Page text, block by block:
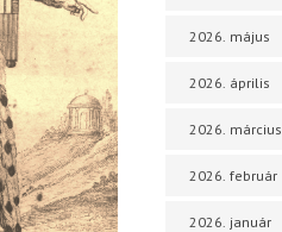
2026. május
2026. április
2026. március
2026. február
2026. január